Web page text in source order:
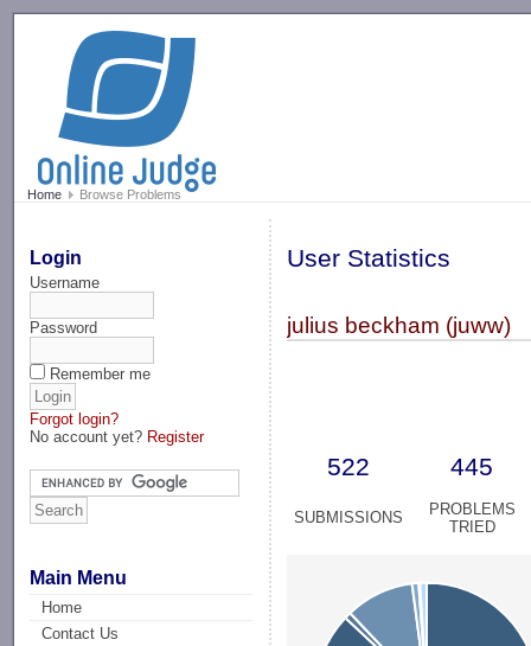
Home Browse Problems
Login
Username
Password
Remember me
Forgot login?
No account yet? Register
Main Menu
Home
Contact Us
User Statistics
julius beckham (juww)
522 445
SUBMISSIONS
PROBLEMS
TRIED